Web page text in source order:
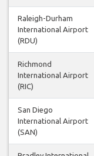
Raleigh-Durham
International Airport
(RDU)
Richmond
International Airport
(RIC)
San Diego
International Airport
(SAN)